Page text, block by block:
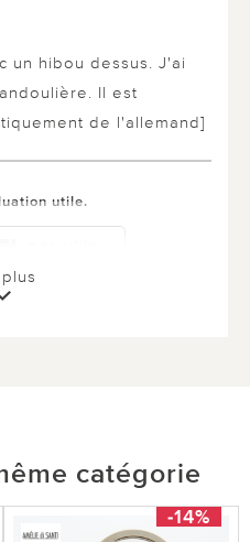
un hibou dessus. J'ai
Il est
de l'allemand]
utile.
catégorie
-14%